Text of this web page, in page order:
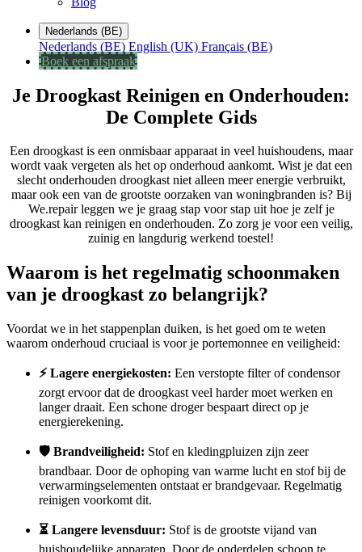
Nederlands (BE)
Nederlands (BE) English (UK) Français (BE)
Boek een afspraak
Je Droogkast Reinigen en Onderhouden:
De Complete Gids
Een droogkast is een onmisbaar apparaat in veel huishoudens, maar
wordt vaak vergeten als het op onderhoud aankomt. Wist je dat een
slecht onderhouden droogkast niet alleen meer energie verbruikt,
maar ook een van de grootste oorzaken van woningbranden is? Bij
We.repair leggen we je graag stap voor stap uit hoe je zelf je
droogkast kan reinigen en onderhouden. Zo zorg je voor een veilig,
zuinig en langdurig werkend toestel!
Waarom is het regelmatig schoonmaken
van je droogkast zo belangrijk?
Voordat we in het stappenplan duiken, is het goed om te weten
waarom onderhoud cruciaal is voor je portemonnee en veiligheid:
⚡ Lagere energiekosten: Een verstopte filter of condensor
zorgt ervoor dat de droogkast veel harder moet werken en
langer draait. Een schone droger bespaart direct op je
energierekening.
🛡️ Brandveiligheid: Stof en kledingpluizen zijn zeer
brandbaar. Door de ophoping van warme lucht en stof bij de
verwarmingselementen ontstaat er brandgevaar. Regelmatig
reinigen voorkomt dit.
⏳ Langere levensduur: Stof is de grootste vijand van